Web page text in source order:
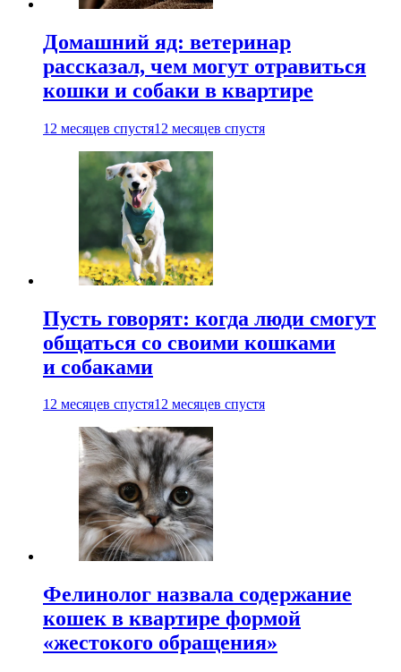
Домашний яд: ветеринар
рассказал, чем могут отравиться
кошки и собаки в квартире
12 месяцев спустя12 месяцев спустя
Пусть говорят: когда люди смогут
общаться со своими кошками
и собаками
12 месяцев спустя12 месяцев спустя
Фелинолог назвала содержание
кошек в квартире формой
«жестокого обращения»